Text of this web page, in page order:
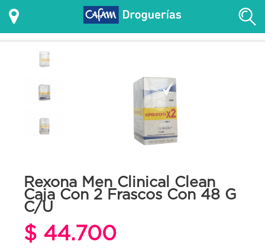
Rexona Men Clinical Clean
Caja Con 2 Frascos Con 48 G
C/U
$ 44.700